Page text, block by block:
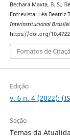
Bechara Maxta, B. S.,
Entrevista: Léa Beatriz
Interinstitucional
https://doi.org/
Fomatos de
Edição
v. 6 n. 4 (2022):
Seção
Temas da